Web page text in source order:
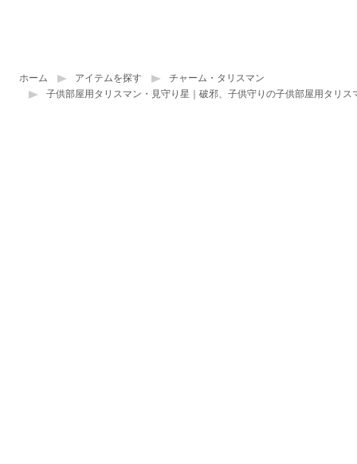
ホーム アイテムを探す
チャーム・タリスマン
子供部屋用タリスマン・見守り星｜破邪、子供守りの子供部屋用タリス